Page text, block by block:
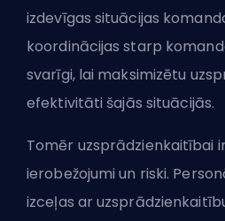
izdevīgas situācijas
koordinācijas starp
svarīgi, lai maksimizētu
efektivitāti šajās situācijās.
Tomēr uzsprādzienkaitībai
ierobežojumi un riski.
izceļas ar